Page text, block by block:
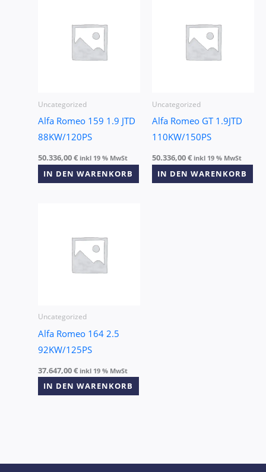
Uncategorized
Alfa Romeo 159 1.9 JTD
88KW/120PS
50.336,00€ inkl 19 % MwSt
IN DEN WARENKORB
Uncategorized
Alfa Romeo GT 1.9JTD
110KW/150PS
50.336,00€ inkl 19 % MwSt
IN DEN WARENKORB
Uncategorized
Alfa Romeo 164 2.5
92KW/125PS
37.647,00€ inkl 19 % MwSt
IN DEN WARENKORB